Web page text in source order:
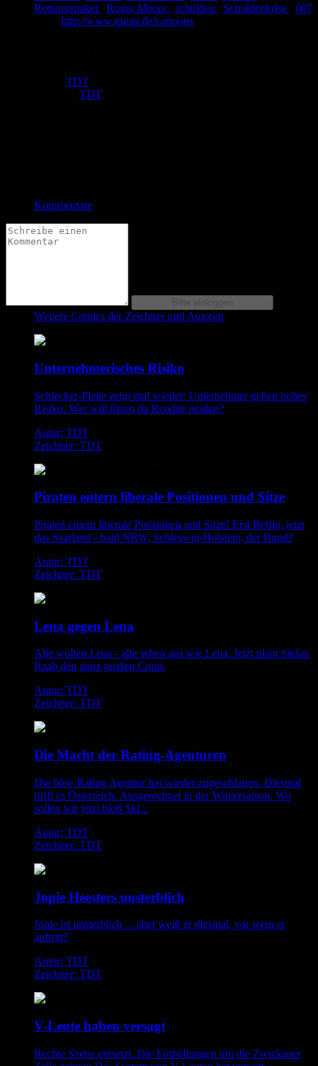
Rettungspaket
Roger Moore schulden Schuldenkrise
007
http://www.gigan.de/cartoons
TDT
TDT
Kommentare
Weitere Comics der Zeichner und Autoren
Unternehmerisches Risiko
Schlecker-Pleite zeigt mal wieder: Unternehmer gehen hohes
Risiko. Wer will ihnen da Rendite neiden?
Autor: TDT
Zeichner: TDT
Piraten entern liberale Positionen und Sitze
Piraten entern liberale Positionen und Sitze! Erst Berlin, jetzt
das Saarland - bald NRW, Schleswig-Holstein, der Bund?
Autor: TDT
Zeichner: TDT
Lena gegen Lena
Alle wollen Lena - alle sehen aus wie Lena. Jetzt plant Stefan
Raab den ganz großen Coup.
Autor: TDT
Zeichner: TDT
Die Macht der Rating-Agenturen
Die böse Rating Agentur hat wieder zugeschlagen. Diesmal
trifft es Österreich. Ausgerechnet in der Wintersaison. Wo
sollen wir jetzt bloß Ski...
Autor: TDT
Zeichner: TDT
Jopie Heesters unsterblich
Jopie ist unsterblich ... aber weiß er diesmal, vor wem er
auftritt?
Autor: TDT
Zeichner: TDT
V-Leute haben versagt
Rechte Szene entsetzt. Die Enthüllungen um die Zwickauer